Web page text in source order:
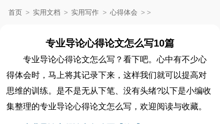
首页 > 实用文档 > 实用写作 > 心得体会 > >
专业导论心得论文怎么写10篇
专业导论心得论文怎么写？看下吧。心中有不少心
得体会时，马上将其记录下来，这样我们就可以提高对
思维的训练。是不是无从下笔、没有头绪?以下是小编收
集整理的专业导论心得论文怎么写，欢迎阅读与收藏。